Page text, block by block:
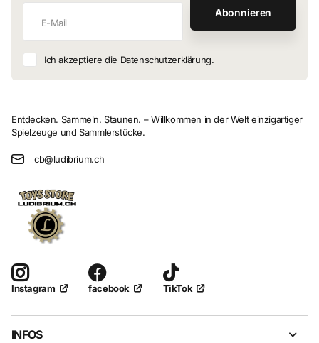
Abonnieren
Ich akzeptiere die Datenschutzerklärung.
Entdecken. Sammeln. Staunen. – Willkommen in der Welt einzigartiger
Spielzeuge und Sammlerstücke.
cb@ludibrium.ch
Instagram facebook TikTok
INFOS